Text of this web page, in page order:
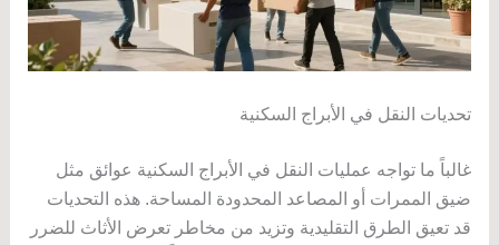
تحديات النقل في الأبراج السكنية
غالباً ما تواجه عمليات النقل في الأبراج السكنية عوائق مثل
ضيق الممرات أو المصاعد المحدودة المساحة. هذه التحديات
قد تعيق الطرق التقليدية وتزيد من مخاطر تعرض الأثاث للضرر